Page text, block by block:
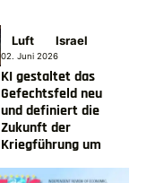
Luft Israel
02. Juni 2026
KI gestaltet das
Gefechtsfeld neu
und definiert die
Zukunft der
Kriegführung um